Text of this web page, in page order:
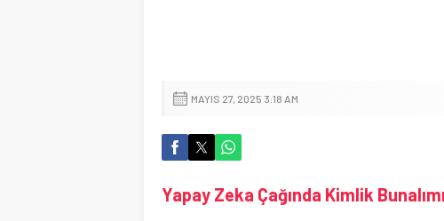
MAYIS 27, 2025 3:18 AM
Yapay Zeka Çağında Kimlik